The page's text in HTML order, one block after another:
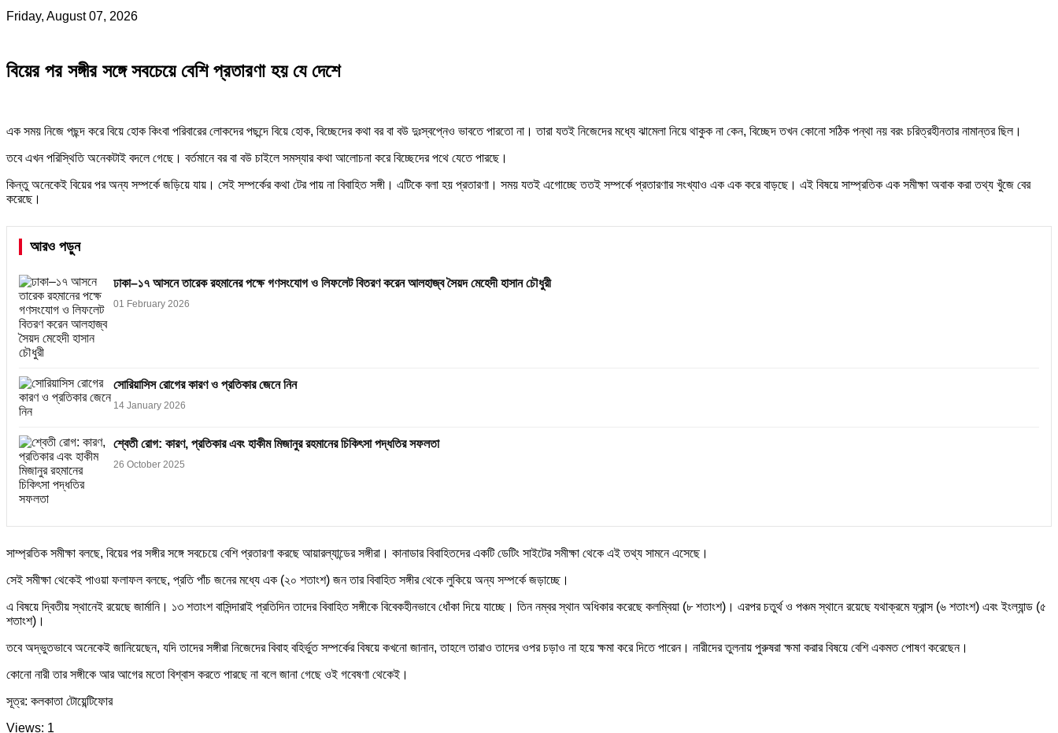
Friday, August 07, 2026
বিয়ের পর সঙ্গীর সঙ্গে সবচেয়ে বেশি প্রতারণা হয় যে দেশে
এক সময় নিজে পছন্দ করে বিয়ে হোক কিংবা পরিবারের লোকদের পছন্দে বিয়ে হোক, বিচ্ছেদের কথা বর বা বউ দুঃস্বপ্নেও ভাবতে পারতো না। তারা যতই নিজেদের মধ্যে ঝামেলা নিয়ে থাকুক না কেন, বিচ্ছেদ তখন কোনো সঠিক পন্থা নয় বরং চরিত্রহীনতার নামান্তর ছিল।
তবে এখন পরিস্থিতি অনেকটাই বদলে গেছে। বর্তমানে বর বা বউ চাইলে সমস্যার কথা আলোচনা করে বিচ্ছেদের পথে যেতে পারছে।
কিন্তু অনেকেই বিয়ের পর অন্য সম্পর্কে জড়িয়ে যায়। সেই সম্পর্কের কথা টের পায় না বিবাহিত সঙ্গী। এটিকে বলা হয় প্রতারণা। সময় যতই এগোচ্ছে ততই সম্পর্কে প্রতারণার সংখ্যাও এক এক করে বাড়ছে। এই বিষয়ে সাম্প্রতিক এক সমীক্ষা অবাক করা তথ্য খুঁজে বের
করেছে।
আরও পড়ুন
ঢাকা–১৭ আসনে তারেক রহমানের পক্ষে গণসংযোগ ও লিফলেট বিতরণ করেন আলহাজ্ব সৈয়দ মেহেদী হাসান চৌধুরী
01 February 2026
সোরিয়াসিস রোগের কারণ ও প্রতিকার জেনে নিন
14 January 2026
শ্বেতী রোগ: কারণ, প্রতিকার এবং হাকীম মিজানুর রহমানের চিকিৎসা পদ্ধতির সফলতা
26 October 2025
সাম্প্রতিক সমীক্ষা বলছে, বিয়ের পর সঙ্গীর সঙ্গে সবচেয়ে বেশি প্রতারণা করছে আয়ারল্যান্ডের সঙ্গীরা। কানাডার বিবাহিতদের একটি ডেটিং সাইটের সমীক্ষা থেকে এই তথ্য সামনে এসেছে।
সেই সমীক্ষা থেকেই পাওয়া ফলাফল বলছে, প্রতি পাঁচ জনের মধ্যে এক (২০ শতাংশ) জন তার বিবাহিত সঙ্গীর থেকে লুকিয়ে অন্য সম্পর্কে জড়াচ্ছে।
এ বিষয়ে দ্বিতীয় স্থানেই রয়েছে জার্মানি। ১৩ শতাংশ বাসিন্দারাই প্রতিদিন তাদের বিবাহিত সঙ্গীকে বিবেকহীনভাবে ধোঁকা দিয়ে যাচ্ছে। তিন নম্বর স্থান অধিকার করেছে কলম্বিয়া (৮ শতাংশ)। এরপর চতুর্থ ও পঞ্চম স্থানে রয়েছে যথাক্রমে ফ্রান্স (৬ শতাংশ) এবং ইংল্যান্ড (৫
শতাংশ)।
তবে অদ্ভুতভাবে অনেকেই জানিয়েছেন, যদি তাদের সঙ্গীরা নিজেদের বিবাহ বহির্ভুত সম্পর্কের বিষয়ে কখনো জানান, তাহলে তারাও তাদের ওপর চড়াও না হয়ে ক্ষমা করে দিতে পারেন। নারীদের তুলনায় পুরুষরা ক্ষমা করার বিষয়ে বেশি একমত পোষণ করেছেন।
কোনো নারী তার সঙ্গীকে আর আগের মতো বিশ্বাস করতে পারছে না বলে জানা গেছে ওই গবেষণা থেকেই।
সূত্র: কলকাতা টোয়েন্টিফোর
Views: 1